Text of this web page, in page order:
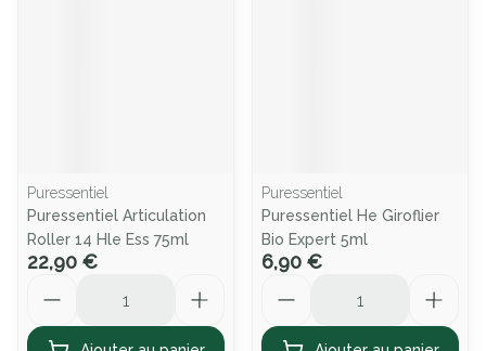
Puressentiel
Puressentiel Articulation
Roller 14 Hle Ess 75ml
22,90 €
Puressentiel
Puressentiel He Giroflier
Bio Expert 5ml
6,90 €